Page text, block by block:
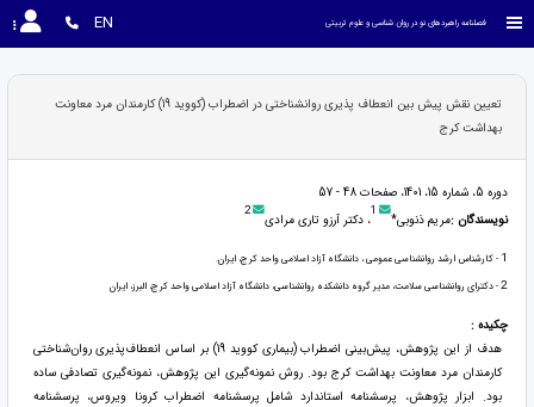
فصلنامه راهبردهای نو در روان شناسی و علوم تربیتی EN
تعیین نقش پیش بین انعطاف پذیری روانشناختی در اضطراب (کووید 19) کارمندان مرد معاونت
بهداشت کرج
دوره 5، شماره 15، 1401، صفحات 48 - 57
نویسندگان :مریم ذنوبی* 1، دکتر آرزو تاری مرادی 2
1 - کارشناس ارشد روانشناسی عمومی ، دانشگاه آزاد اسلامی واحد کرج، ایران.
2- دکترای روانشناسی سلامت، مدیر گروه دانشکده روانشناسی، دانشگاه آزاد اسلامی واحد کرج، البرز، ایران
چکیده :
هدف از این پژوهش، پیش‌بینی اضطراب (بیماری کووید 19) بر اساس انعطاف‌پذیری روان‌شناختی
کارمندان مرد معاونت بهداشت کرج بود. روش نمونه‌گیری این پژوهش، نمونه‌گیری تصادفی ساده
بود. ابزار پژوهش، پرسشنامه استاندارد شامل پرسشنامه اضطراب کرونا ویروس، پرسشنامه